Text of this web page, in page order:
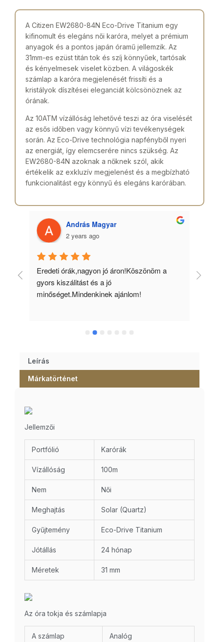
A Citizen EW2680-84N Eco-Drive Titanium egy
kifinomult és elegáns női karóra, melyet a prémium
anyagok és a pontos japán óramű jellemzik. Az
31mm-es ezüst titán tok és szíj könnyűek, tartósak
és kényelmesek viselet közben. A világoskék
számlap a karóra megjelenését frissíti és a
kristályok díszítései eleganciát kölcsönöznek az
órának.
Az 10ATM vízállóság lehetővé teszi az óra viselését
az esős időben vagy könnyű vízi tevékenységek
során. Az Eco-Drive technológia napfényből nyeri
az energiát, így elemcserére nincs szükség. Az
EW2680-84N azoknak a nőknek szól, akik
értékelik az exkluzív megjelenést és a megbízható
funkcionalitást egy könnyű és elegáns karórában.
András Magyar
2 years ago
Eredeti órák,nagyon jó áron!Köszönöm a
gyors kiszálitást és a jó
minőséget.Mindenkinek ajánlom!
Leírás
Márkatörténet
Jellemzői
Portfólió Karórák
Vízállóság 100m
Nem Női
Meghajtás Solar (Quartz)
Gyűjtemény Eco-Drive Titanium
Jótállás 24 hónap
Méretek 31 mm
Az óra tokja és számlapja
A számlap Analóg